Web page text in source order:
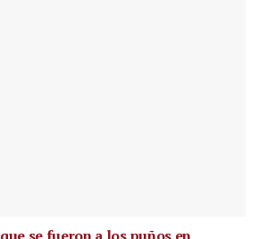
se fueron a los puños en